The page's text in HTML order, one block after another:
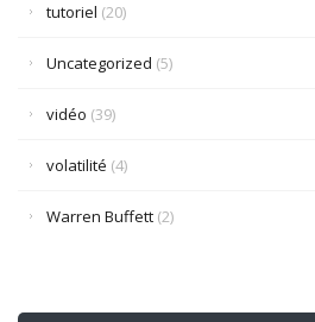
tutoriel (20)
Uncategorized (5)
vidéo (39)
volatilité (4)
Warren Buffett (2)